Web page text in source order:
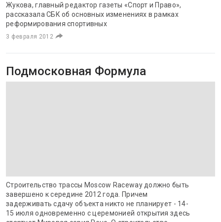
Жукова, главный редактор газеты «Спорт и Право»,
рассказала СБК об основных изменениях в рамках
реформирования спортивных
3 февраля 2012
Подмосковная Формула
Строительство трассы Moscow Raceway должно быть
завершено к середине 2012 года. Причем
задерживать сдачу объекта никто не планирует - 14-
15 июля одновременно с церемонией открытия здесь